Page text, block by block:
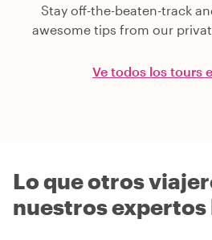
Stay off-the-beaten-track
awesome tips from our
Ve todos los tours
Lo que otros
nuestros expertos